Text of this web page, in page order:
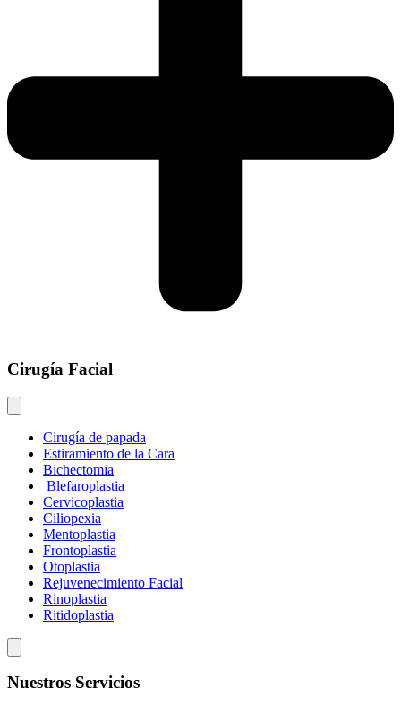
Cirugía Facial
Cirugía de papada
Estiramiento de la Cara
Bichectomia
Blefaroplastia
Cervicoplastia
Ciliopexia
Mentoplastia
Frontoplastia
Otoplastia
Rejuvenecimiento Facial
Rinoplastia
Ritidoplastia
Nuestros Servicios